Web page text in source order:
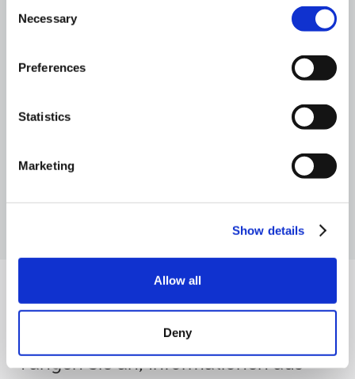
Selection
Necessary
Preferences
Statistics
Marketing
Show details
Allow all
Deny
November 3, 2025 min read
Cyclomedia übernimmt Detekt, ein auf
August 20, 2025 8
min read
Fangen Sie an, Informationen aus